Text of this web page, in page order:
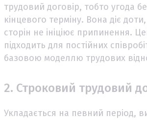
трудовий договір, тобто угода
кінцевого терміну. Вона діє
сторін не ініціює припинення.
підходить для постійних
базовою моделлю трудових
2. Строковий трудовий
Укладається на певний період,